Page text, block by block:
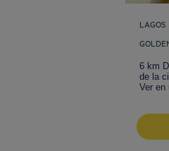
LAGOS
6 km
de la
Ver en